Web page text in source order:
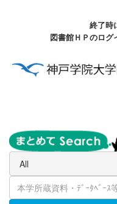
終了時
図書館ＨＰのロ